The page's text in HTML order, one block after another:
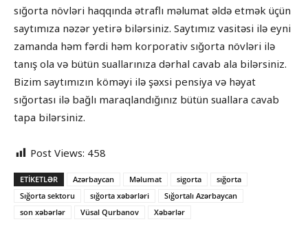
sığorta növləri haqqında ətraflı məlumat əldə etmək üçün
saytımıza nəzər yetirə bilərsiniz. Saytımız vasitəsi ilə eyni
zamanda həm fərdi həm korporativ sığorta növləri ilə
tanış ola və bütün suallarınıza dərhal cavab ala bilərsiniz.
Bizim saytımızın köməyi ilə şəxsi pensiya və həyat
sığortası ilə bağlı maraqlandığınız bütün suallara cavab
tapa bilərsiniz.
Post Views: 458
ETIKETLƏR Azərbaycan Məlumat sigorta
sığorta
Sığorta sektoru
sığorta xəbərləri
Sığortalı Azərbaycan
son xəbərlər
Vüsal Qurbanov Xəbərlər